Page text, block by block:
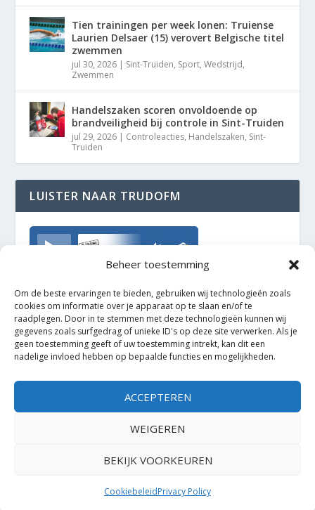
Beheer toestemming
Om de beste ervaringen te bieden, gebruiken wij technologieën zoals
cookies om informatie over je apparaat op te slaan en/of te
raadplegen. Door in te stemmen met deze technologieën kunnen wij
gegevens zoals surfgedrag of unieke ID's op deze site verwerken. Als je
geen toestemming geeft of uw toestemming intrekt, kan dit een
nadelige invloed hebben op bepaalde functies en mogelijkheden.
ACCEPTEREN
WEIGEREN
BEKIJK VOORKEUREN
CookiebeleidPrivacy Policy
Tien trainingen per week lonen: Truiense
Laurien Delsaer (15) verovert Belgische titel
zwemmen
jul 30, 2026 | Sint-Truiden, Sport,Wedstrijd,
Zwemmen
Handelszaken scoren onvoldoende op
brandveiligheid bij controle in Sint-Truiden
jul 29, 2026 | Controleacties, Handelszaken, Sint-
Truiden
LUISTER NAAR TRUDOFM
TrudoFM
Elegant Themes| Mogelijk gemaakt door